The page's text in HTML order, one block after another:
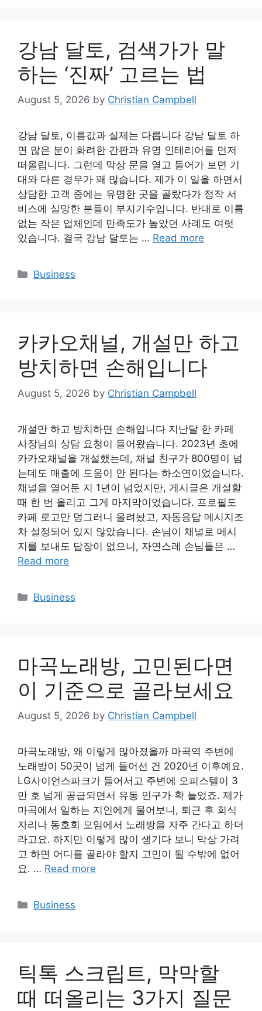
강남 달토, 검색가가 말
하는 ‘진짜’ 고르는 법
August 5, 2026 by Christian Campbell
강남 달토, 이름값과 실제는 다릅니다 강남 달토 하
면 많은 분이 화려한 간판과 유명 인테리어를 먼저
떠올립니다. 그런데 막상 문을 열고 들어가 보면 기
대와 다른 경우가 꽤 많습니다. 제가 이 일을 하면서
상담한 고객 중에는 유명한 곳을 골랐다가 정작 서
비스에 실망한 분들이 부지기수입니다. 반대로 이름
없는 작은 업체인데 만족도가 높았던 사례도 여럿
있습니다. 결국 강남 달토는 … Read more
Categories
Business
카카오채널, 개설만 하고
방치하면 손해입니다
August 5, 2026 by Christian Campbell
개설만 하고 방치하면 손해입니다 지난달 한 카페
사장님의 상담 요청이 들어왔습니다. 2023년 초에
카카오채널을 개설했는데, 채널 친구가 800명이 넘
는데도 매출에 도움이 안 된다는 하소연이었습니다.
채널을 열어둔 지 1년이 넘었지만, 게시글은 개설할
때 한 번 올리고 그게 마지막이었습니다. 프로필도
카페 로고만 덩그러니 올려놨고, 자동응답 메시지조
차 설정되어 있지 않았습니다. 손님이 채널로 메시
지를 보내도 답장이 없으니, 자연스레 손님들은 …
Read more
Categories
Business
마곡노래방, 고민된다면
이 기준으로 골라보세요
August 5, 2026 by Christian Campbell
마곡노래방, 왜 이렇게 많아졌을까 마곡역 주변에
노래방이 50곳이 넘게 들어선 건 2020년 이후예요.
LG사이언스파크가 들어서고 주변에 오피스텔이 3
만 호 넘게 공급되면서 유동 인구가 확 늘었죠. 제가
마곡에서 일하는 지인에게 물어보니, 퇴근 후 회식
자리나 동호회 모임에서 노래방을 자주 간다고 하더
라고요. 하지만 이렇게 많이 생기다 보니 막상 가려
고 하면 어디를 골라야 할지 고민이 될 수밖에 없어
요. … Read more
Categories
Business
틱톡 스크립트, 막막할
때 떠올리는 3가지 질문